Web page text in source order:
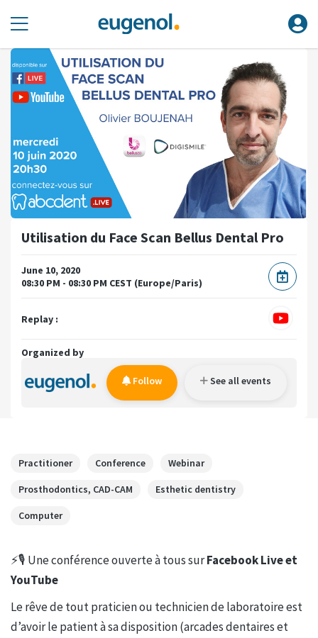
Utilisation du Face Scan Bellus Dental Pro
June 10, 2020
08:30 PM - 08:30 PM CEST (Europe/Paris)
Replay :
Organized by
Follow See all events
Practitioner Conference Webinar
Prosthodontics, CAD-CAM Esthetic dentistry
Computer
⚡️🎙 Une conférence ouverte à tous surFacebook Live et
YouTube
Le rêve de tout praticien ou technicien de laboratoire est
d’avoir le patient à sa disposition (arcades dentaires et